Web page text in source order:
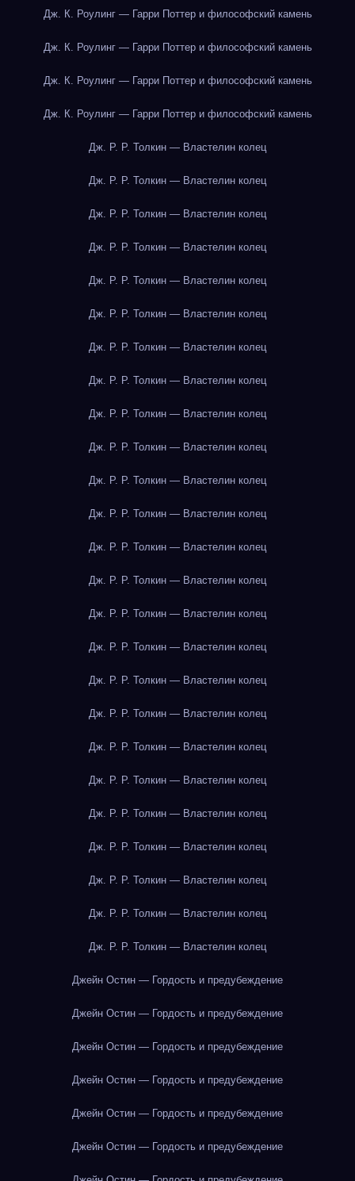
Дж. К. Роулинг — Гарри Поттер и философский камень
Дж. К. Роулинг — Гарри Поттер и философский камень
Дж. К. Роулинг — Гарри Поттер и философский камень
Дж. К. Роулинг — Гарри Поттер и философский камень
Дж. Р. Р. Толкин — Властелин колец
Дж. Р. Р. Толкин — Властелин колец
Дж. Р. Р. Толкин — Властелин колец
Дж. Р. Р. Толкин — Властелин колец
Дж. Р. Р. Толкин — Властелин колец
Дж. Р. Р. Толкин — Властелин колец
Дж. Р. Р. Толкин — Властелин колец
Дж. Р. Р. Толкин — Властелин колец
Дж. Р. Р. Толкин — Властелин колец
Дж. Р. Р. Толкин — Властелин колец
Дж. Р. Р. Толкин — Властелин колец
Дж. Р. Р. Толкин — Властелин колец
Дж. Р. Р. Толкин — Властелин колец
Дж. Р. Р. Толкин — Властелин колец
Дж. Р. Р. Толкин — Властелин колец
Дж. Р. Р. Толкин — Властелин колец
Дж. Р. Р. Толкин — Властелин колец
Дж. Р. Р. Толкин — Властелин колец
Дж. Р. Р. Толкин — Властелин колец
Дж. Р. Р. Толкин — Властелин колец
Дж. Р. Р. Толкин — Властелин колец
Дж. Р. Р. Толкин — Властелин колец
Дж. Р. Р. Толкин — Властелин колец
Дж. Р. Р. Толкин — Властелин колец
Дж. Р. Р. Толкин — Властелин колец
Джейн Остин — Гордость и предубеждение
Джейн Остин — Гордость и предубеждение
Джейн Остин — Гордость и предубеждение
Джейн Остин — Гордость и предубеждение
Джейн Остин — Гордость и предубеждение
Джейн Остин — Гордость и предубеждение